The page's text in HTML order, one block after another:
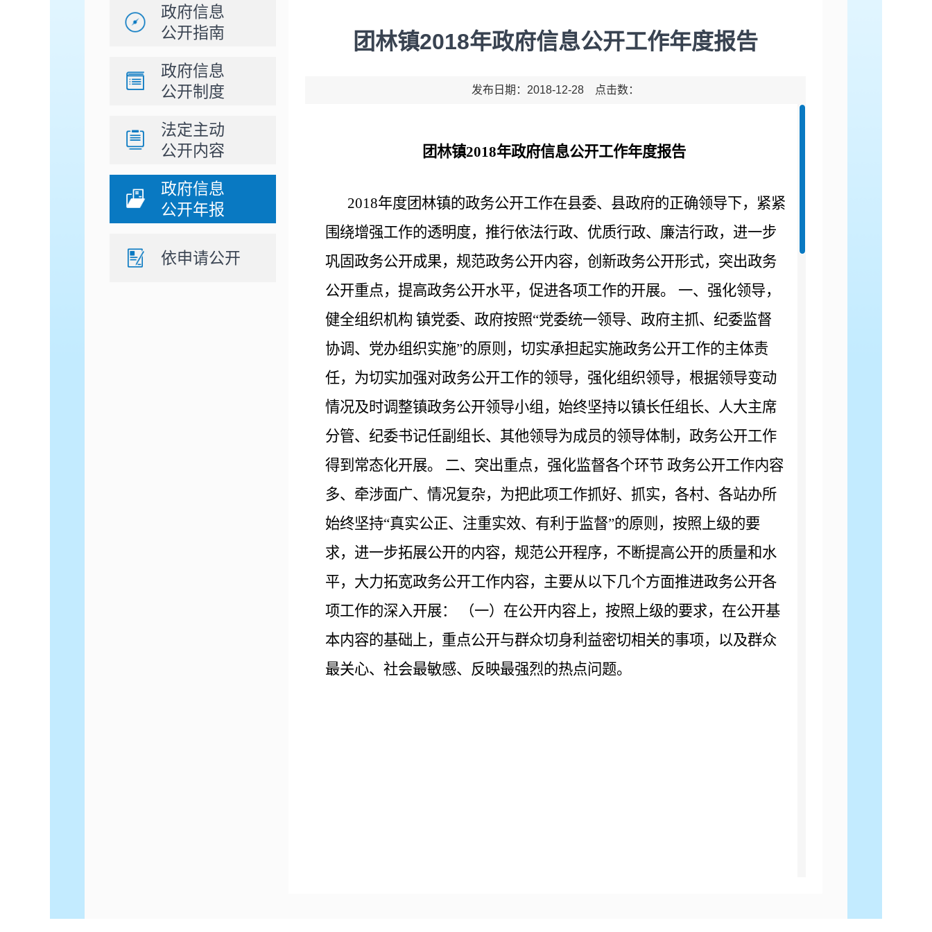
政府信息
公开指南
政府信息
公开制度
法定主动
公开内容
政府信息
公开年报
依申请公开
团林镇2018年政府信息公开工作年度报告
发布日期：2018-12-28 点击数：
团林镇2018年政府信息公开工作年度报告
2018年度团林镇的政务公开工作在县委、县政府的正确领导下，紧紧
围绕增强工作的透明度，推行依法行政、优质行政、廉洁行政，进一步
巩固政务公开成果，规范政务公开内容，创新政务公开形式，突出政务
公开重点，提高政务公开水平，促进各项工作的开展。
一、强化领导，
健全组织机构 镇党委、政府按照“党委统一领导、政府主抓、纪委监督
协调、党办组织实施”的原则，切实承担起实施政务公开工作的主体责
任， 为切实加强对政务公开工作的领导，强化组织领导， 根据领导变动
情况及时调整镇政务公开领导小组， 始终坚持以镇长任组长、人大主席
分管、 纪委书记任副组长、其他领导为成员的领导体制， 政务公开工作
得到 常态化开展。 二、突出重点，强化监督各个环节 政务公开工作内容
多、牵涉面广、情况复杂，为把此项工作抓好、抓实，各村、 各站办所
始终坚持“真实公正、注重实效、有利于监督”的原则，按照上级的要
求，进一步拓展公开的内容，规范公开程序，不断提高公开的质量和水
平，大力拓宽政务公开工作内容， 主要从以下几个方面推进政务公开各
项工作的深入开展： （一）在公开内容上 ， 按照上级的要求，在公开基
本内容的基础上，重点公开与群众切身利益密切相关的事项，以及群众
最关心、社会最敏感、反映最强烈的热点问题。